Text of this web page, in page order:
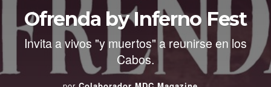
Ofrenda by Inferno Fest
Invita a vivos "y muertos" a reunirse en los
Cabos.